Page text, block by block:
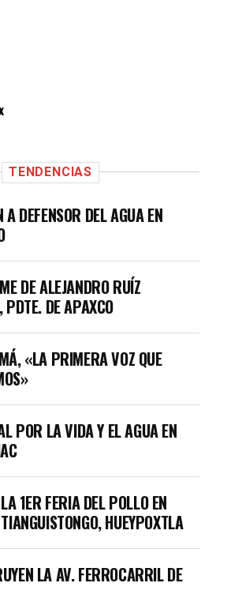
TENDENCIAS
A DEFENSOR DEL AGUA EN
DE ALEJANDRO RUÍZ
PDTE. DE APAXCO
«LA PRIMERA VOZ QUE
POR LA VIDA Y EL AGUA EN
1ER FERIA DEL POLLO EN
HUEYPOXTLA
LA AV. FERROCARRIL DE